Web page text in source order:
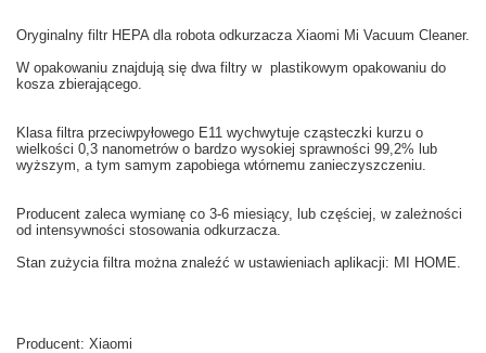
Oryginalny filtr HEPA dla robota odkurzacza Xiaomi Mi Vacuum Cleaner.
W opakowaniu znajdują się dwa filtry w plastikowym opakowaniu do
kosza zbierającego.
Klasa filtra przeciwpyłowego E11 wychwytuje cząsteczki kurzu o
wielkości 0,3 nanometrów o bardzo wysokiej sprawności 99,2% lub
wyższym, a tym samym zapobiega wtórnemu zanieczyszczeniu.
Producent zaleca wymianę co 3-6 miesiący, lub częściej, w zależności
od intensywności stosowania odkurzacza.
Stan zużycia filtra można znaleźć w ustawieniach aplikacji: MI HOME.
Producent: Xiaomi